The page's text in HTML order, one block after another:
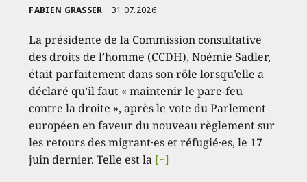
FABIEN GRASSER 31.07.2026
La présidente de la Commission consultative
des droits de l’homme (CCDH), Noémie Sadler,
était parfaitement dans son rôle lorsqu’elle a
déclaré qu’il faut « maintenir le pare-feu
contre la droite », après le vote du Parlement
européen en faveur du nouveau règlement sur
les retours des migrant·es et réfugié·es, le 17
juin dernier. Telle est la [+]